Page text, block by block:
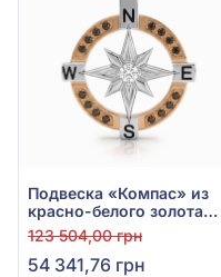
Подвеска «Компас» из
красно-белого золота
585° с чёрными
фианитами и эмалью,
арт. П2508
123 504,00 грн
54 341,76 грн